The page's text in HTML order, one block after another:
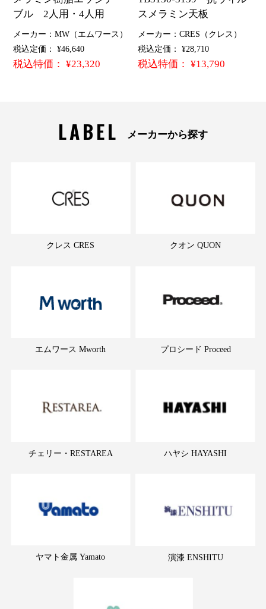
ブル 2人用・4人用
メーカー：MW（エムワース）
税込定価： ¥46,640
税込特価： ¥23,320
スメラミン天板
メーカー：CRES（クレス）
税込定価： ¥28,710
税込特価： ¥13,790
LABEL メーカーから探す
クレス CRES クオン QUON
エムワース Mworth プロシード Proceed
チェリー・RESTAREA ハヤシ HAYASHI
ヤマト金属 Yamato 演漆 ENSHITU